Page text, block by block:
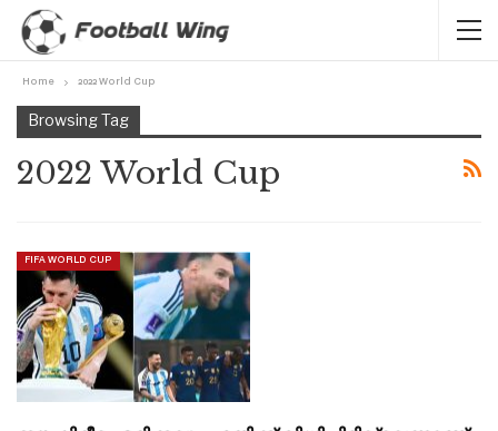
Home 2022 World Cup
Browsing Tag
2022 World Cup
FIFA WORLD CUP